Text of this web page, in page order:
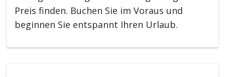
Preis finden. Buchen Sie im Voraus und
beginnen Sie entspannt Ihren Urlaub.